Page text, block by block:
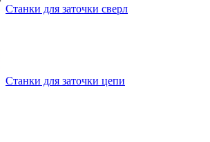
Станки для заточки сверл
Станки для заточки цепи